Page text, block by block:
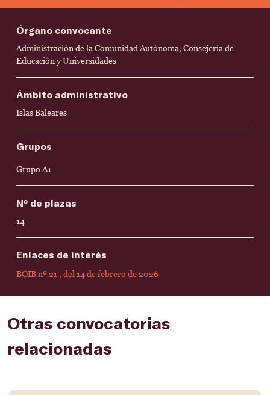
Órgano convocante
Administración de la Comunidad Autónoma, Consejería de
Educación y Universidades
Ámbito administrativo
Islas Baleares
Grupos
Grupo A1
Nº de plazas
14
Enlaces de interés
BOIB nº 21 , del 14 de febrero de 2026
Otras convocatorias
relacionadas